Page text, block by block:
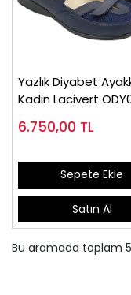
Yazlık Diyabet
Kadın Lacivert
6.750,00 TL
Sepete Ekle
Satın Al
Bu aramada toplam 5